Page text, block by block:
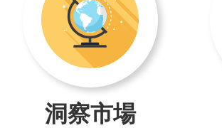
洞察市場